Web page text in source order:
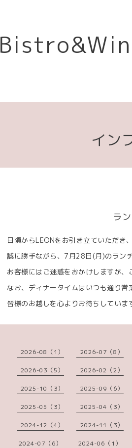
イン
ラ
日頃からLEONをお引き立ていただき
誠に勝手ながら、7月28日(月)のラン
お客様にはご迷惑をおかけしますが、
なお、ディナータイムはいつも通り営
皆様のお越しを心よりお待ちしていま
2026-08（1） 2026-07（8）
2026-03（5） 2026-02（2）
2025-10（3） 2025-09（6）
2025-05（3） 2025-04（3）
2024-12（4） 2024-11（3）
2024-07（6） 2024-06（1）